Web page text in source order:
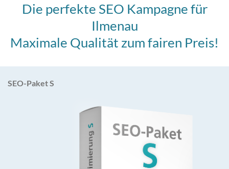
Die perfekte SEO Kampagne für
Ilmenau
Maximale Qualität zum fairen Preis!
SEO-Paket S